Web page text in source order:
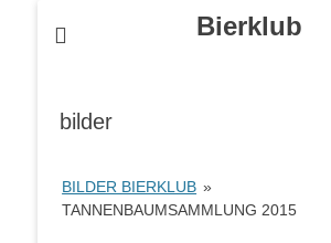
Bierklub
bilder
BILDER BIERKLUB »
TANNENBAUMSAMMLUNG 2015